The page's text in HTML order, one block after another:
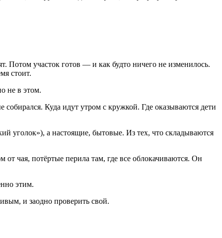
Потом участок готов — и как будто ничего не изменилось.
стоит.
не в этом.
собирался. Куда идут утром с кружкой. Где оказываются дети
уголок»), а настоящие, бытовые. Из тех, что складываются
от чая, потёртые перила там, где все облокачиваются. Он
этим.
и заодно проверить свой.